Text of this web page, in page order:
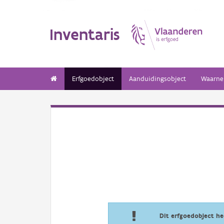
Inventaris
Erfgoedobject Aanduidingsobject
Dit erfgoedobject